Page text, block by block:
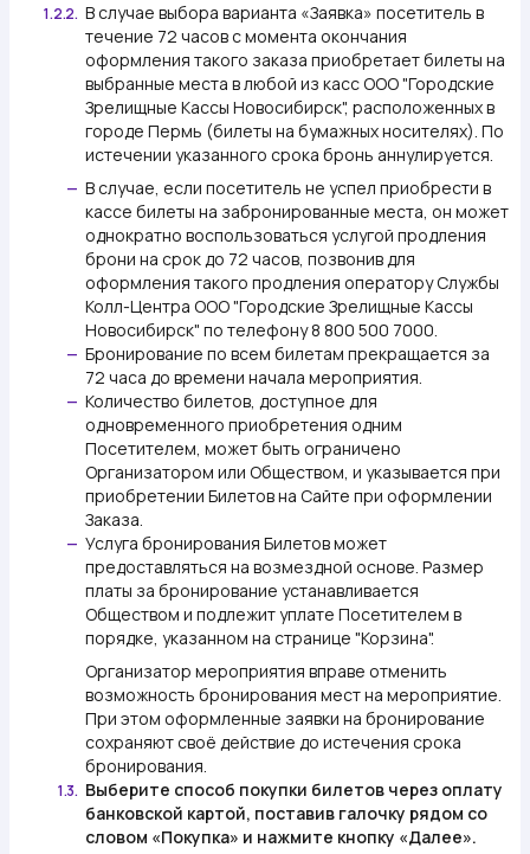
1.2.2. В случае выбора варианта «Заявка» посетитель в
течение 72 часов с момента окончания
оформления такого заказа приобретает билеты на
выбранные места в любой из касс ООО "Городские
Зрелищные Кассы Новосибирск", расположенных в
городе Пермь (билеты на бумажных носителях). По
истечении указанного срока бронь аннулируется.
— В случае, если посетитель не успел приобрести в
кассе билеты на забронированные места, он может
однократно воспользоваться услугой продления
брони на срок до 72 часов, позвонив для
оформления такого продления оператору Службы
Колл-Центра ООО "Городские Зрелищные Кассы
Новосибирск" по телефону 8 800 500 7000.
— Бронирование по всем билетам прекращается за
72 часа до времени начала мероприятия.
— Количество билетов, доступное для
одновременного приобретения одним
Посетителем, может быть ограничено
Организатором или Обществом, и указывается при
приобретении Билетов на Сайте при оформлении
Заказа.
— Услуга бронирования Билетов может
предоставляться на возмездной основе. Размер
платы за бронирование устанавливается
Обществом и подлежит уплате Посетителем в
порядке, указанном на странице "Корзина".
Организатор мероприятия вправе отменить
возможность бронирования мест на мероприятие.
При этом оформленные заявки на бронирование
сохраняют своё действие до истечения срока
бронирования.
1.3. Выберите способ покупки билетов через оплату
банковской картой, поставив галочку рядом со
словом «Покупка» и нажмите кнопку «Далее».